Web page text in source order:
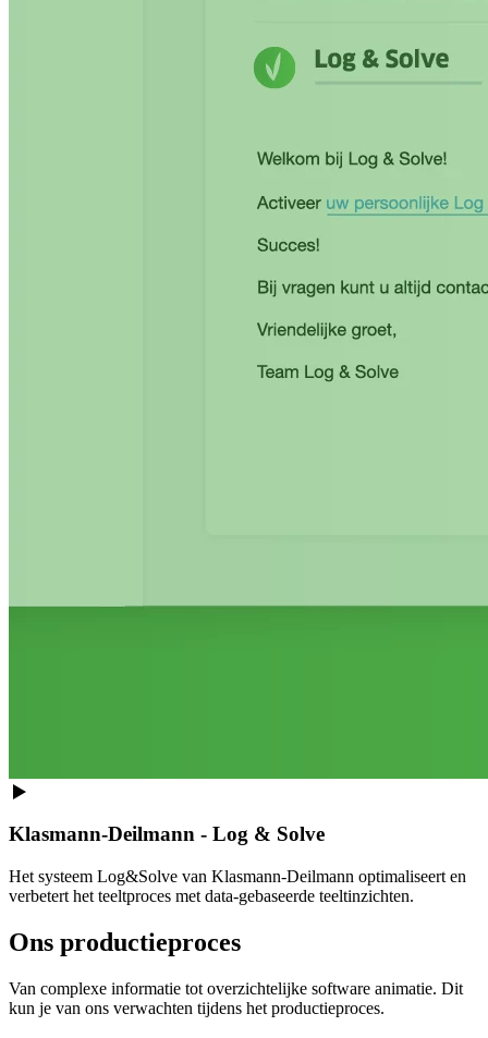
Klasmann-Deilmann - Log & Solve
Het systeem Log&Solve van Klasmann-Deilmann optimaliseert en
verbetert het teeltproces met data-gebaseerde teeltinzichten.
Ons productieproces
Van complexe informatie tot overzichtelijke software animatie. Dit
kun je van ons verwachten tijdens het productieproces.